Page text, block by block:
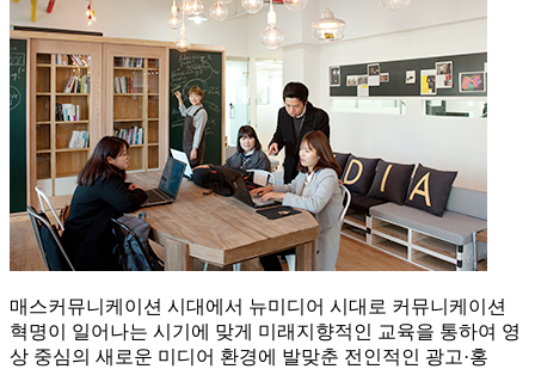
매스커뮤니케이션 시대에서 뉴미디어 시대로 커뮤니케이션
혁명이 일어나는 시기에 맞게 미래지향적인 교육을 통하여 영
상 중심의 새로운 미디어 환경에 발맞춘 전인적인 광고·홍